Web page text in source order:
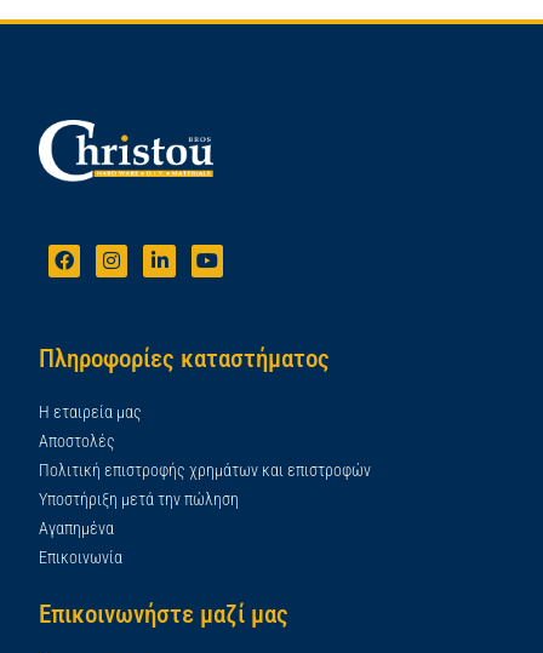
Πληροφορίες καταστήματος
Η εταιρεία μας
Αποστολές
Πολιτική επιστροφής χρημάτων και επιστροφών
Υποστήριξη μετά την πώληση
Αγαπημένα
Επικοινωνία
Επικοινωνήστε μαζί μας